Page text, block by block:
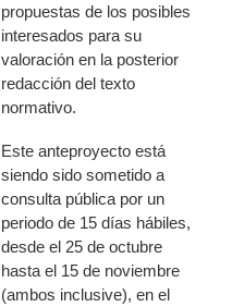
propuestas de los posibles
interesados para su
valoración en la posterior
redacción del texto
normativo.
Este anteproyecto está
siendo sido sometido a
consulta pública por un
periodo de 15 días hábiles,
desde el 25 de octubre
hasta el 15 de noviembre
(ambos inclusive), en el